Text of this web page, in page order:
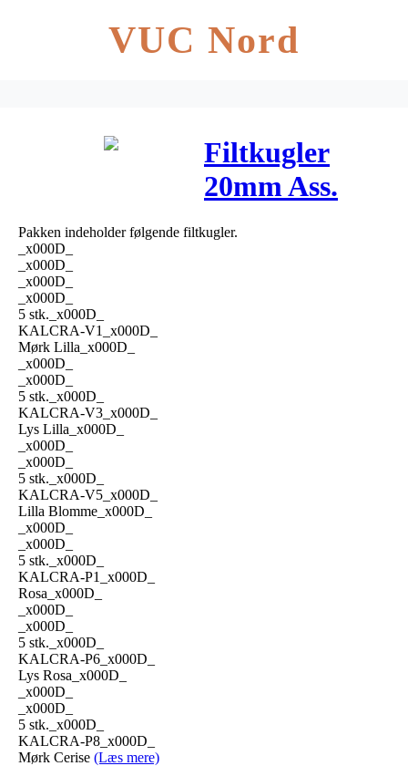
VUC Nord
Filtkugler
20mm Ass.
Lilla Nuancer
Pakken indeholder følgende filtkugler.
_x000D_
_x000D_
_x000D_
_x000D_
5 stk._x000D_
KALCRA-V1_x000D_
Mørk Lilla_x000D_
_x000D_
_x000D_
5 stk._x000D_
KALCRA-V3_x000D_
Lys Lilla_x000D_
_x000D_
_x000D_
5 stk._x000D_
KALCRA-V5_x000D_
Lilla Blomme_x000D_
_x000D_
_x000D_
5 stk._x000D_
KALCRA-P1_x000D_
Rosa_x000D_
_x000D_
_x000D_
5 stk._x000D_
KALCRA-P6_x000D_
Lys Rosa_x000D_
_x000D_
_x000D_
5 stk._x000D_
KALCRA-P8_x000D_
Mørk Cerise (Læs mere)